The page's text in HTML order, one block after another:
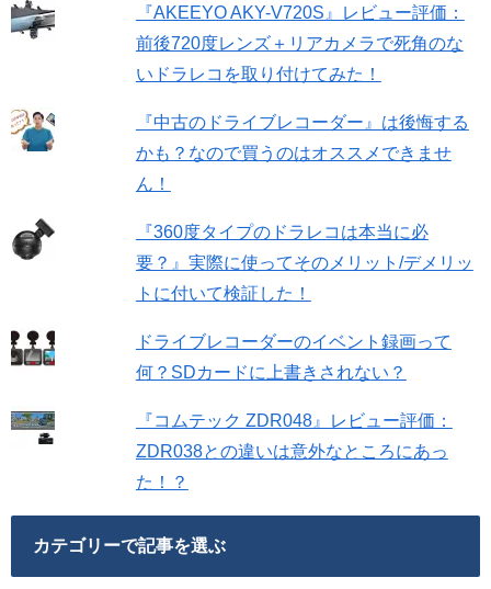
『AKEEYO AKY-V720S』レビュー評価：
前後720度レンズ＋リアカメラで死角のな
いドラレコを取り付けてみた！
『中古のドライブレコーダー』は後悔する
かも？なので買うのはオススメできませ
ん！
『360度タイプのドラレコは本当に必
要？』実際に使ってそのメリット/デメリッ
トに付いて検証した！
ドライブレコーダーのイベント録画って
何？SDカードに上書きされない？
『コムテック ZDR048』レビュー評価：
ZDR038との違いは意外なところにあっ
た！？
カテゴリーで記事を選ぶ